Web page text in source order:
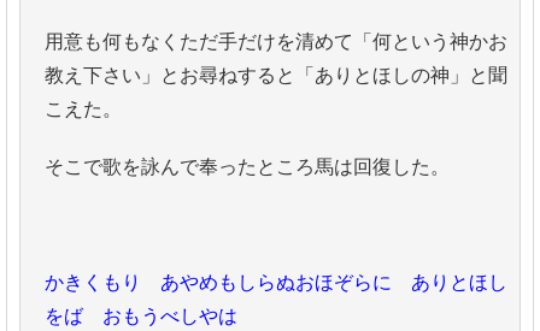
用意も何もなくただ手だけを清めて「何という神かお
教え下さい」とお尋ねすると「ありとほしの神」と聞
こえた。
そこで歌を詠んで奉ったところ馬は回復した。
かきくもり あやめもしらぬおほぞらに ありとほし
をば おもうべしやは